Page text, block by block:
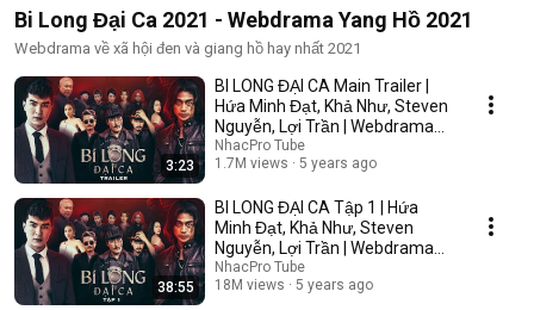
Bi Long Đại Ca 2021 - Webdrama Yang Hồ 2021
Webdrama về xã hội đen và giang hồ hay nhất 2021
3:23
BI LONG ĐẠI CA Main Trailer |
Hứa Minh Đạt, Khả Như, Steven
Nguyễn, Lợi Trần | Webdrama
Yang Hồ 2021
NhacPro Tube
1.7M views
5 years ago
38:55
BI LONG ĐẠI CA Tập 1 | Hứa
Minh Đạt, Khả Như, Steven
Nguyễn, Lợi Trần | Webdrama
Yang Hồ 2021
NhacPro Tube
18M views
5 years ago